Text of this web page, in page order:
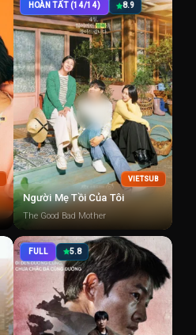
HOÀN TẤT (14/14) 8.9
VIETSUB
Người Mẹ Tồi Của Tôi
The Good Bad Mother
FULL 5.8